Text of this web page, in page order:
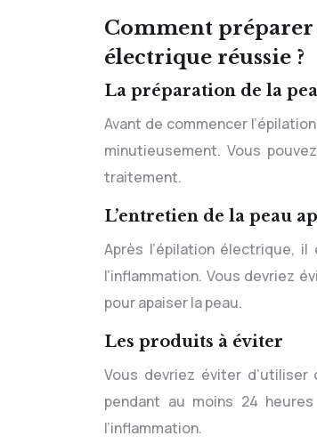
Comment
électrique réussie ?
La préparation de la
Avant de commencer
minutieusement. Vous
traitement.
L’entretien de la peau
Après l’épilation électrique,
l’inflammation. Vous devriez
pour apaiser la peau.
Les produits à éviter
Vous devriez éviter
pendant au moins 24
l’inflammation.